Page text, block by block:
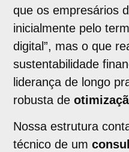
que os empresários
inicialmente pelo
digital”, mas o que
sustentabilidade
liderança de longo
robusta de
Nossa estrutura
técnico de um